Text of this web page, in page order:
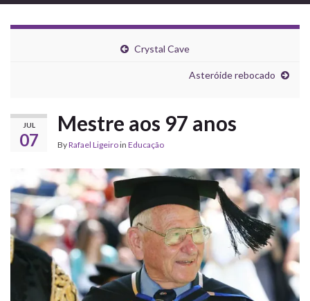
Crystal Cave
Asteróide rebocado
JUL
07
Mestre aos 97 anos
ByRafael Ligeiroin Educação